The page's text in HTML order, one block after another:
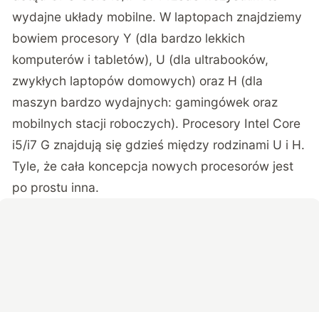
wydajne układy mobilne. W laptopach znajdziemy
bowiem procesory Y (dla bardzo lekkich
komputerów i tabletów), U (dla ultrabooków,
zwykłych laptopów domowych) oraz H (dla
maszyn bardzo wydajnych: gamingówek oraz
mobilnych stacji roboczych). Procesory Intel Core
i5/i7 G znajdują się gdzieś między rodzinami U i H.
Tyle, że cała koncepcja nowych procesorów jest
po prostu inna.